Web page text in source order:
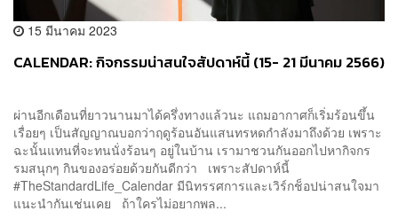
15 มีนาคม 2023
CALENDAR: กิจกรรมน่าสนใจสัปดาห์นี้ (15- 21 มีนาคม 2566)
ผ่านอีกเดือนที่ยาวนานมาได้ครึ่งทางแล้วนะ แถมอากาศก็เริ่มร้อนขึ้น
เรื่อยๆ เป็นสัญญาณบอกว่าฤดูร้อนอันแสนทรหดกำลังมาถึงด้วย เพราะ
ฉะนั้นแทนที่จะทนนั่งร้อนๆ อยู่ในบ้าน เรามาชวนกันออกไปหากิจกร
รมสนุกๆ กินของอร่อยด้วยกันดีกว่า เพราะสัปดาห์นี้
#TheStandardLife_Calendar มีนิทรรศการและเวิร์กช็อปน่าสนใจมา
แนะนำกันเช่นเคย ถ้าใครไม่อยากพล...